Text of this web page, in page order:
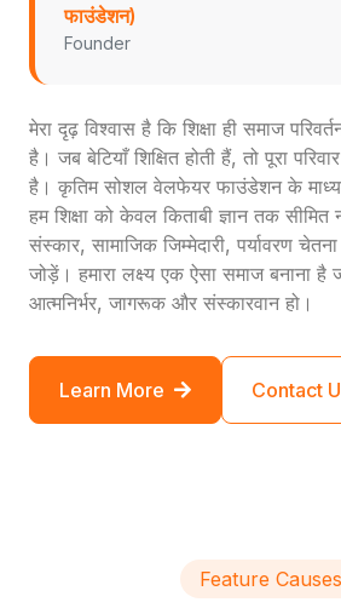
फाउंडेशन)
Founder
मेरा दृढ़ विश्वास है कि शिक्षा ही समाज
है। जब बेटियाँ शिक्षित होती हैं, तो पूरा
है। कृतिम सोशल वेलफेयर फाउंडेशन के
हम शिक्षा को केवल किताबी ज्ञान तक
संस्कार, सामाजिक जिम्मेदारी, पर्यावरण
जोड़ें। हमारा लक्ष्य एक ऐसा समाज बनाना है
आत्मनिर्भर, जागरूक और संस्कारवान हो।
Learn More Contact
Feature Causes